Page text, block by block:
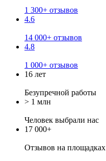
1 300+ отзывов
4.6
14 000+ отзывов
4.8
1 000+ отзывов
16 лет
Безупречной работы
> 1 млн
Человек выбрали нас
17 000+
Отзывов на площадках